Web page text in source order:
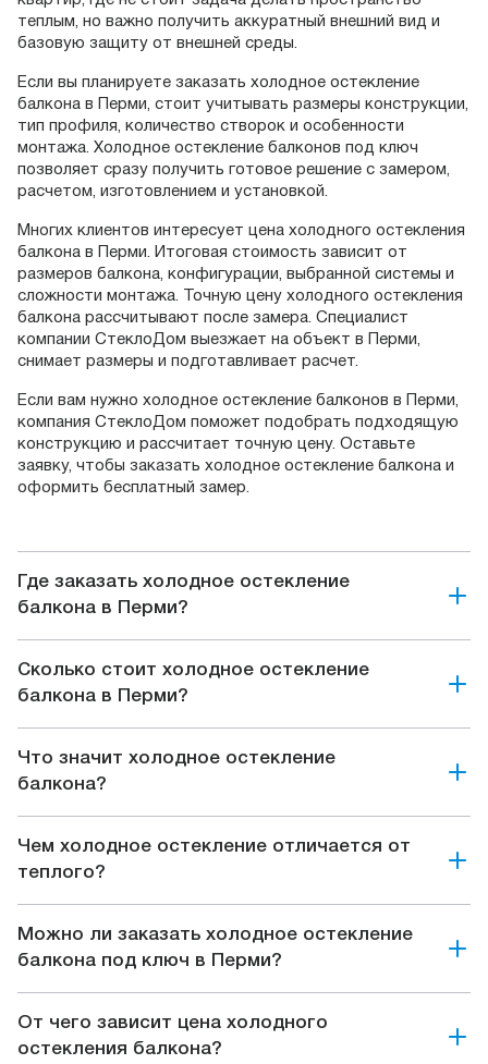
теплым, но важно получить аккуратный внешний вид и
базовую защиту от внешней среды.
Если вы планируете заказать холодное остекление
балкона в Перми, стоит учитывать размеры конструкции,
тип профиля, количество створок и особенности
монтажа. Холодное остекление балконов под ключ
позволяет сразу получить готовое решение с замером,
расчетом, изготовлением и установкой.
Многих клиентов интересует цена холодного остекления
балкона в Перми. Итоговая стоимость зависит от
размеров балкона, конфигурации, выбранной системы и
сложности монтажа. Точную цену холодного остекления
балкона рассчитывают после замера. Специалист
компании СтеклоДом выезжает на объект в Перми,
снимает размеры и подготавливает расчет.
Если вам нужно холодное остекление балконов в Перми,
компания СтеклоДом поможет подобрать подходящую
конструкцию и рассчитает точную цену. Оставьте
заявку, чтобы заказать холодное остекление балкона и
оформить бесплатный замер.
Где заказать холодное остекление
балкона в Перми?
Сколько стоит холодное остекление
балкона в Перми?
Что значит холодное остекление
балкона?
Чем холодное остекление отличается от
теплого?
Можно ли заказать холодное остекление
балкона под ключ в Перми?
От чего зависит цена холодного
остекления балкона?